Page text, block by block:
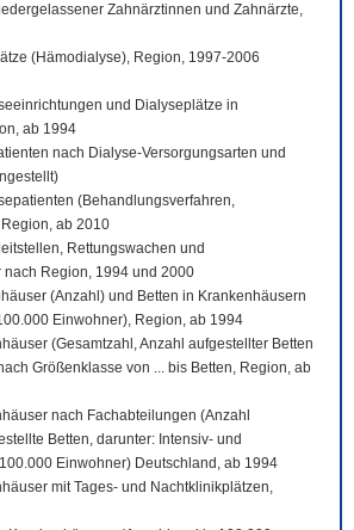
Zahnärztinnen und Zahnärzte,
(Hämodialyse), Region, 1997-2006
und Dialyseplätze in
ab 1994
nach Dialyse-Versorgungsarten und
(Behandlungsverfahren,
ab 2010
Rettungswachen und
nach Region, 1994 und 2000
(Anzahl) und Betten in Krankenhäusern
Einwohner), Region, ab 1994
(Gesamtzahl, Anzahl aufgestellter Betten
Größenklasse von ... bis Betten, Region, ab
nach Fachabteilungen (Anzahl
Betten, darunter: Intensiv- und
Einwohner) Deutschland, ab 1994
mit Tages- und Nachtklinikplätzen,